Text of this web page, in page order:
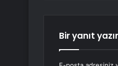
Bir yanıt